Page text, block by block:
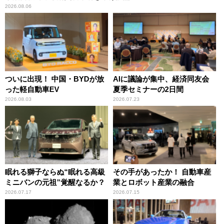
2026.08.06
ついに出現！ 中国・BYDが放
った軽自動車EV
2026.08.03
AIに議論が集中、経済同友会
夏季セミナーの2日間
2026.07.23
眠れる獅子ならぬ“眠れる高級
ミニバンの元祖”覚醒なるか？
2026.07.17
その手があったか！ 自動車産
業とロボット産業の融合
2026.07.15